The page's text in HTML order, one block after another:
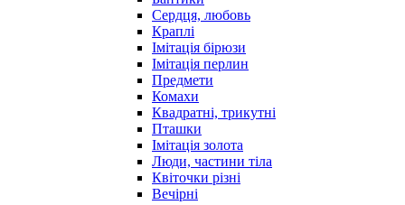
Сердця, любовь
Краплі
Імітація бірюзи
Імітація перлин
Предмети
Комахи
Квадратні, трикутні
Пташки
Імітація золота
Люди, частини тіла
Квіточки різні
Вечірні